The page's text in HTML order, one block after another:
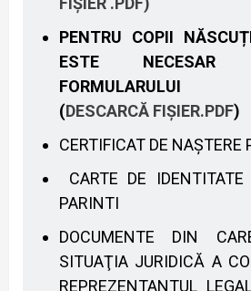
PENTRU COPII
ESTE NECESAR
FORMULARULUI
(DESCARCĂ FIȘIER.PDF)
CERTIFICAT DE NAŞTERE
CARTE DE
PARINTI
DOCUMENTE DIN
SITUAŢIA JURIDICĂ A
REPREZENTANTUL